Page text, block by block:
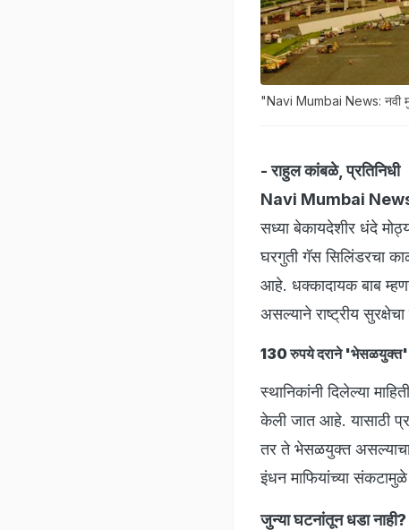
"Navi Mumbai News: नवी
- राहुल कांबळे, प्रतिनिधी
Navi Mumbai
सध्या बेकायदेशीर धंदे
घरगुती गॅस सिलिंडरचा
आहे. धक्कादायक बाब
असल्याने राष्ट्रीय
130 रुपये दराने 'भेसळयुक्त'
स्थानिकांनी दिलेल्या
केली जात आहे. यासाठी
तर ते भेसळयुक्त असल्याचा
इंधन माफियांच्या
जुन्या घटनांतून धडा नाही?